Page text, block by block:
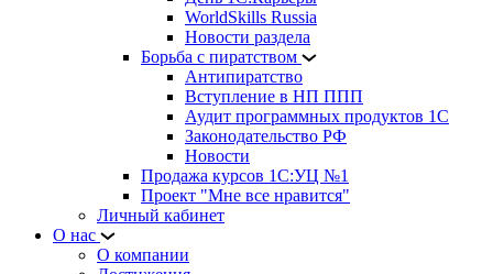
WorldSkills Russia
Новости раздела
Борьба с пиратством
Антипиратство
Вступление в НП ППП
Аудит программных продуктов 1С
Законодательство РФ
Новости
Продажа курсов 1С:УЦ №1
Проект "Мне все нравится"
Личный кабинет
О нас
О компании